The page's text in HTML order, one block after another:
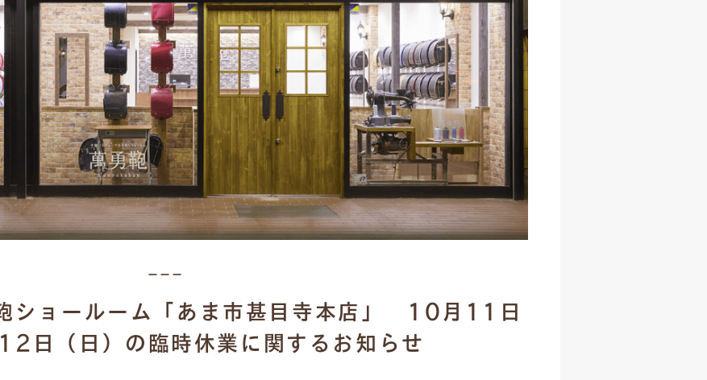
ショールーム「あま市甚目寺本店」 10月11日
12日（日）の臨時休業に関するお知らせ